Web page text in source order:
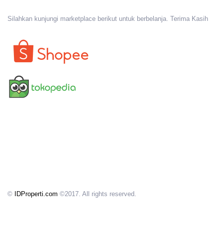
Silahkan kunjungi marketplace berikut untuk berbelanja. Terima Kasih
© IDProperti.com ©2017. All rights reserved.